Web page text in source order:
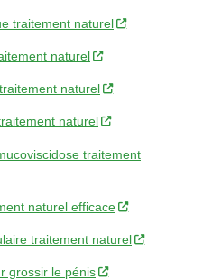
traitement naturel
naturel
naturel
naturel
traitement
naturel efficace
traitement naturel
grossir le pénis